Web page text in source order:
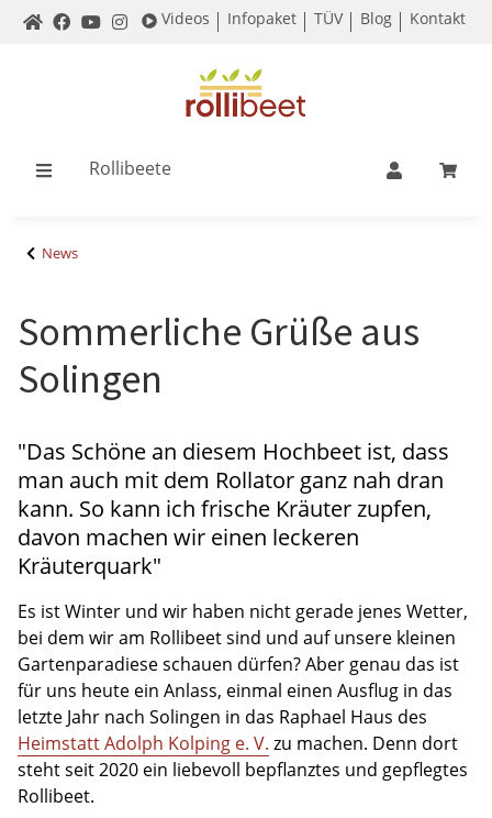
Videos Infopaket TÜV Blog Kontakt
Rollibeete
News
Sommerliche Grüße aus
Solingen
"Das Schöne an diesem Hochbeet ist, dass
man auch mit dem Rollator ganz nah dran
kann. So kann ich frische Kräuter zupfen,
davon machen wir einen leckeren
Kräuterquark"
Es ist Winter und wir haben nicht gerade jenes Wetter,
bei dem wir am Rollibeet sind und auf unsere kleinen
Gartenparadiese schauen dürfen? Aber genau das ist
für uns heute ein Anlass, einmal einen Ausflug in das
letzte Jahr nach Solingen in das Raphael Haus des
Heimstatt Adolph Kolping e. V. zu machen. Denn dort
steht seit 2020 ein liebevoll bepflanztes und gepflegtes
Rollibeet.